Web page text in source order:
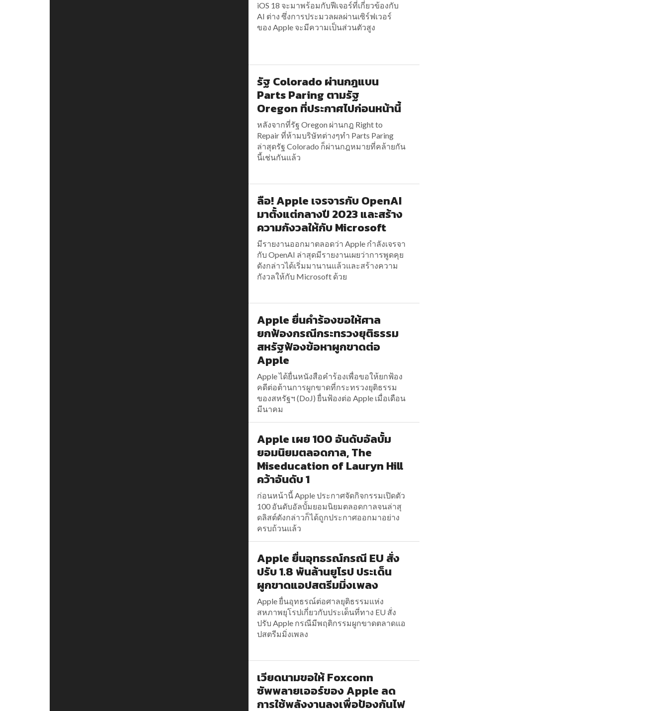
iOS 18 จะมาพร้อมกับฟีเจอร์ที่เกี่ยวข้องกับ
AI ต่าง ซึ่งการประมวลผลผ่านเซิร์ฟเวอร์
ของ Apple จะมีความเป็นส่วนตัวสูง
รัฐ Colorado ผ่านกฎแบน
Parts Paring ตามรัฐ
Oregon ที่ประกาศไปก่อนหน้านี้
หลังจากที่รัฐ Oregon ผ่านกฎ Right to
Repair ที่ห้ามบริษัทต่างๆทำ Parts Paring
ล่าสุดรัฐ Colorado ก็ผ่านกฎหมายที่คล้ายกัน
นี้เช่นกันแล้ว
ลือ! Apple เจรจารกับ OpenAI
มาตั้งแต่กลางปี 2023 และสร้าง
ความกังวลให้กับ Microsoft
มีรายงานออกมาตลอดว่า Apple กำลังเจรจา
กับ OpenAI ล่าสุดมีรายงานเผยว่าการพูดคุย
ดังกล่าวได้เริ่มมานานแล้วและสร้างความ
กังวลให้กับ Microsoft ด้วย
Apple ยื่นคำร้องขอให้ศาล
ยกฟ้องกรณีกระทรวงยุติธรรม
สหรัฐฟ้องข้อหาผูกขาดต่อ
Apple
Apple ได้ยื่นหนังสือคำร้องเพื่อขอให้ยกฟ้อง
คดีต่อต้านการผูกขาดที่กระทรวงยุติธรรม
ของสหรัฐฯ (DoJ) ยื่นฟ้องต่อ Apple เมื่อเดือน
มีนาคม
Apple เผย 100 อันดับอัลบั้ม
ยอมนิยมตลอดกาล, The
Miseducation of Lauryn Hill
คว้าอันดับ 1
ก่อนหน้านี้ Apple ประกาศจัดกิจกรรมเปิดตัว
100 อันดับอัลบั้มยอมนิยมตลอดกาลจนล่าสุ
ดลิสต์ดังกล่าวก็ได้ถูกประกาศออกมาอย่าง
ครบถ้วนแล้ว
Apple ยื่นอุทธรณ์กรณี EU สั่ง
ปรับ 1.8 พันล้านยูโรป ประเด็น
ผูกขาดแอปสตรีมมิ่งเพลง
Apple ยื่นอุทธรณ์ต่อศาลยุติธรรมแห่ง
สหภาพยุโรปเกี่ยวกับประเด็นที่ทาง EU สั่ง
ปรับ Apple กรณีมีพฤติกรรมผูกขาดตลาดแอ
ปสตรีมมิ่งเพลง
เวียดนามขอให้ Foxconn
ซัพพลายเออร์ของ Apple ลด
การใช้พลังงานลงเพื่อป้องกันไฟ